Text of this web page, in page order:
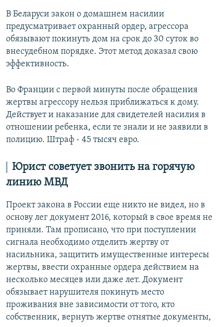
В Беларуси закон о домашнем насилии
предусматривает охранный ордер, агрессора
обязывают покинуть дом на срок до 30 суток во
внесудебном порядке. Этот метод доказал свою
эффективность.
Во Франции с первой минуты после обращения
жертвы агрессору нельзя приближаться к дому.
Действует и наказание для свидетелей насилия в
отношении ребенка, если те знали и не заявили в
полицию. Штраф - 45 тысяч евро.
Юрист советует звонить на горячую
линию МВД
Проект закона в России еще никто не видел, но в
основу лег документ 2016, который в свое время не
приняли. Там прописано, что при поступлении
сигнала необходимо отделить жертву от
насильника, защитить имущественные интересы
жертвы, ввести охранные ордера действием на
несколько месяцев или даже лет. Документ
обязывает нарушителя покинуть место
проживания вне зависимости от того, кто
собственник, вернуть жертве отнятые документы,